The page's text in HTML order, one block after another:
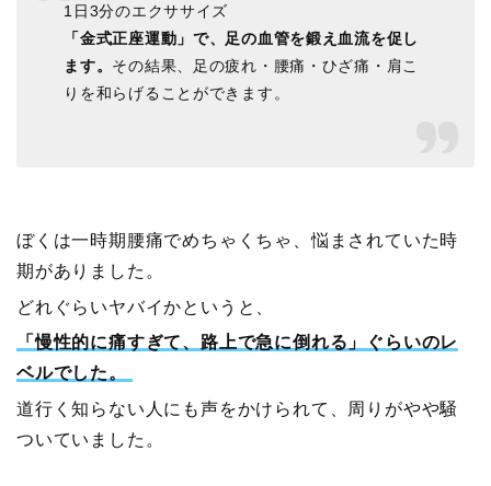
1日3分のエクササイズ
「金式正座運動」で、足の血管を鍛え血流を促し
ます。 その結果、足の疲れ・腰痛・ひざ痛・肩こ
りを和らげることができます。
ぼくは一時期腰痛でめちゃくちゃ、悩まされていた時
期がありました。
どれぐらいヤバイかというと、
「慢性的に痛すぎて、路上で急に倒れる」ぐらいのレ
ベルでした。
道行く知らない人にも声をかけられて、周りがやや騒
ついていました。